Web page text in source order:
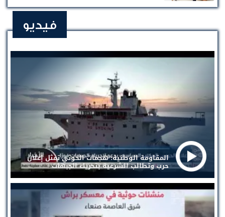
فيديو
المقاومة الوطنية: هجمات الحوثي تمثل إعلان
حرب وتطالب الشرعية بتحريك الجبهات